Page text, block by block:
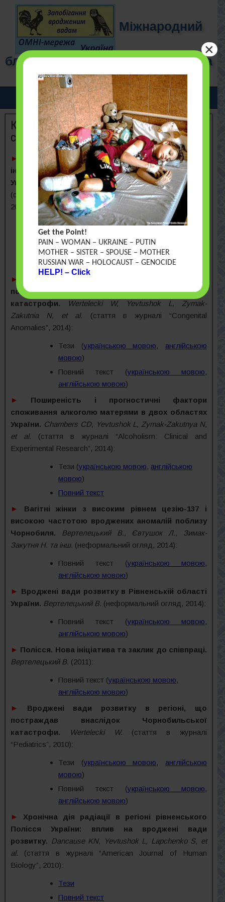
Міжнародний
благодійний фонд "ОМНІ-мережа
для дітей"
Ключові статті, підготовлені
спеціалістами ОМНІ-Мережі
►
Підвищена частота вроджених аномалій та
інкорпорований цезій-137 в поліському регіоні
України. Wertelecki W, Koerblein A, Ievtushok B, et al.
(стаття в журналі “Birth Defects Research (Part A)”,
2016):
Тези (українською мовою,англійською
мовою)
Повний текст (українською мовою
англійською мовою)
►
постраждав внаслідок Чорнобильської
катастрофи.
Wertelecki W, Yevtushok L, Zymak-
Zakutnia N, et al. (стаття в журналі “Congenital
Anomalies”, 2014):
Тези (українською мовою, англійською
мовою)
Повний текст (українською мовою,
англійською мовою)
►
Поширеність і прогностичні фактори
споживання алкоголю матерями в двох областях
України. Chambers CD, Yevtushok L, Zymak-Zakutnya N,
et al. (стаття в журналі “Alcoholism: Clinical and
Experimental Research”, 2014):
Тези (українською мовою, англійською
мовою)
Повний текст
►
Вагітні жінки з високим рівнем цезію-137 і
високою частотою вроджених аномалій поблизу
Чорнобиля.
Вертелецький В., Євтушок Л., Зимак-
Закутня Н. та інш. (неформальний огляд, 2014):
Повний текст (українською мовою,
англійською мовою)
► Вроджені вади розвитку в Рівненській області
України. Вертелецький В. (неформальний огляд, 2014):
Повний текст (українською мовою,
англійською мовою)
► Полісся. Нова ініціатива та заклик до співпраці.
Вертелецький В. (2011):
Повний текст (українською мовою,
англійською мовою)
►
Вроджені вади розвитку в регіоні, що
постраждав внаслідок Чорнобильської
катастрофи.
Wertelecki W. (стаття в журналі
“Pediatrics”, 2010):
Тези (українською мовою, англійською
мовою)
Повний текст (українською мовою,
англійською мовою)
►
Хронічна дія радіації в регіоні рівненського
Полісся України: вплив на вроджені вади
розвитку. Dancause KN, Yevtushok L, Lapchenko S, et
al. (стаття в журналі “American Journal of Human
Biology”, 2010):
Тези
Повний текст
Get the Point!
PAIN – WOMAN – UKRAINE – PUTIN
MOTHER – SISTER – SPOUSE – MOTHER
RUSSIAN WAR – HOLOCAUST – GENOCIDE
HELP! – Click
×